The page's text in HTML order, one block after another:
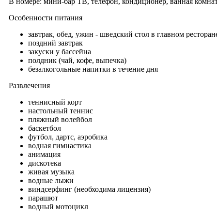
Особенности питания
завтрак, обед, ужин - шведский стол в главном
поздний завтрак
закуски у бассейна
полдник (чай, кофе, выпечка)
безалкогольные напитки в течение дня
Развлечения
теннисный корт
настольный теннис
пляжный волейбол
баскетбол
футбол, дартс, аэробика
водная гимнастика
анимация
дискотека
живая музыка
водные лыжи
виндсерфинг (необходима лицензия)
парашют
водный мотоцикл